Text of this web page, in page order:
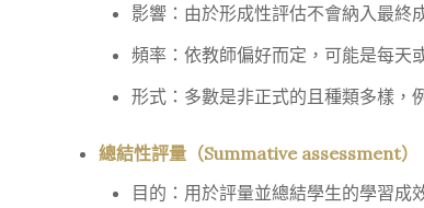
影響：由於形成性評估不會納入最終
頻率：依教師偏好而定，可能是每天
形式：多數是非正式的且種類多樣，
總結性評量（Summative assessment）
目的：用於評量並總結學生的學習成